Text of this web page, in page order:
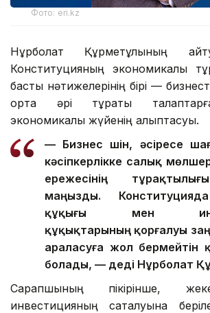
Фото: eri.kz
Нұрболат Құрметұлының
Конституцияның экономикалық
басты нәтижелерінің бірі —
ортақ әрі тұрақты
экономикалық жүйенің қалыптасуы.
— Бизнес үшін, әсіресе
кәсіпкерлікке салық
ережесінің
маңызды.
құқығы мен
құқықтарының қорғалуы
араласуға жол бермейтін
болады, — деді Нұрболат
Сарапшының пікірінше,
инвестицияның сақталуына